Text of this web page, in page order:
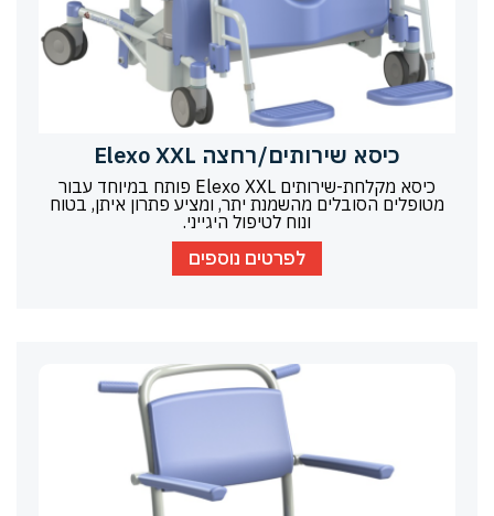
כיסא שירותים/רחצה Elexo XXL
כיסא מקלחת-שירותים Elexo XXL פותח במיוחד עבור
מטופלים הסובלים מהשמנת יתר, ומציע פתרון איתן, בטוח
ונוח לטיפול היגייני.
לפרטים נוספים